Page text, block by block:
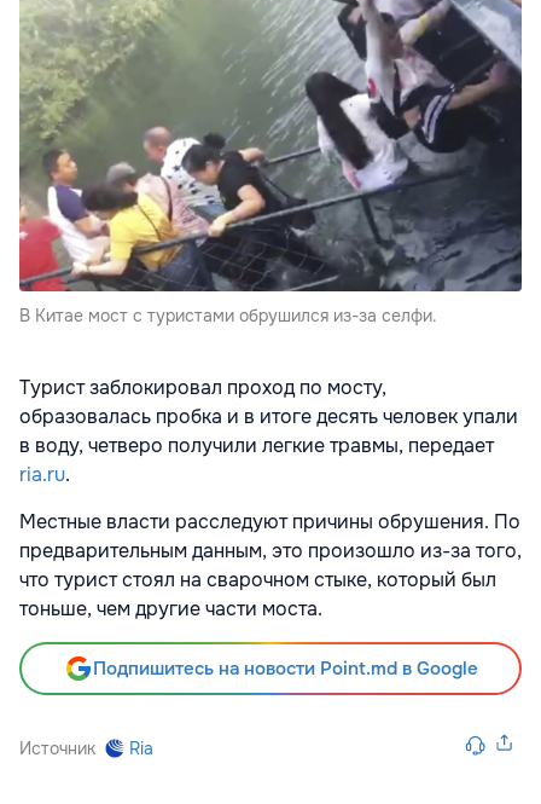
В Китае мост с туристами обрушился из-за селфи.
Турист заблокировал проход по мосту,
образовалась пробка и в итоге десять человек упали
в воду, четверо получили легкие травмы, передает
ria.ru.
Местные власти расследуют причины обрушения. По
предварительным данным, это произошло из-за того,
что турист стоял на сварочном стыке, который был
тоньше, чем другие части моста.
Подпишитесь на новости Point.md в Google
Источник Ria